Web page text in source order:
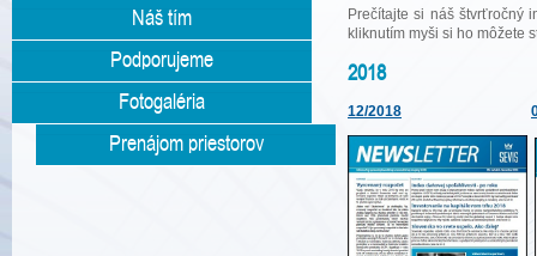
Náš tím
Podporujeme
Fotogaléria
Prenájom priestorov
Prečítajte si náš štvrťročný
kliknutím myši si ho môžete
2018
12/2018